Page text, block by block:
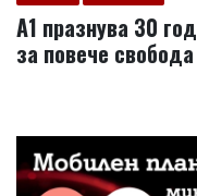
A1 празнува 30
за повече